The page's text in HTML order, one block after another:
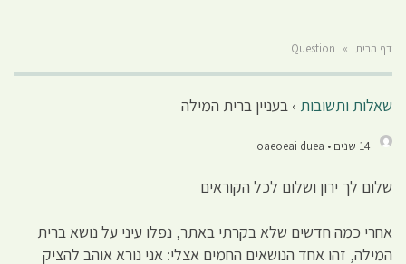
דף הבית »
Question
שאלות ותשובות › בעניין ברית המילה
14 שנים • oaeoeai duea
שלום לך ירון ושלום לכל הקוראים
אחרי כמה חדשים שלא בקרתי באתר, נפלו עיני על נושא ברית
המילה, זהו אחד הנושאים החמים אצלי: אני נורא אוהב להציק